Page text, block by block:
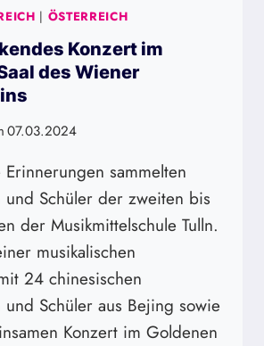
| ÖSTERREICH
Konzert im
des Wiener
07.03.2024
sammelten
und Schüler der zweiten bis
der Musikmittelschule Tulln.
musikalischen
24 chinesischen
und Schüler aus Bejing sowie
Konzert im Goldenen